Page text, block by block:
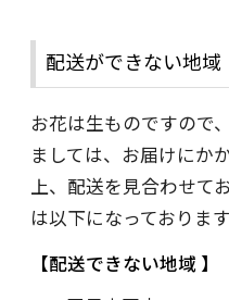
配送ができない地域
お花は生ものですので
ましては、お届けにか
上、配送を見合わせて
は以下になっておりま
配送できない地域